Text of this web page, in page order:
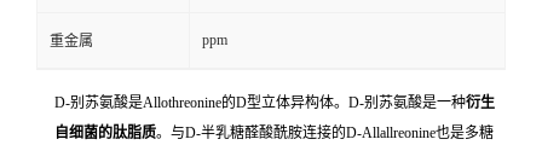
重金属 ppm
D-别苏氨酸是Allothreonine的D型立体异构体。D-别苏氨酸是一种衍生
自细菌的肽脂质。与D-半乳糖醛酸酰胺连接的D-Allallreonine也是多糖